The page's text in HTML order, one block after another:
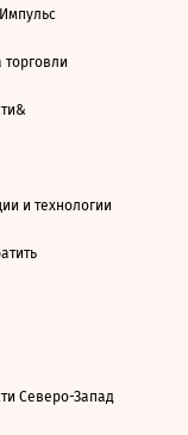
торговли
и технологии
Северо-Запад